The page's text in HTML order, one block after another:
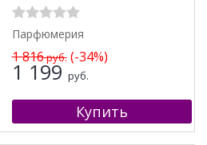
Парфюмерия
1 816руб.(-34%)
1 199 руб.